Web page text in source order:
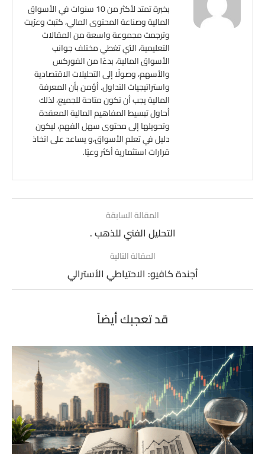
بخبرة تمتد لأكثر من 10 سنوات في الأسواق
المالية وصناعة المحتوى المالي، كتبت وعرّبت
وترجمت مجموعة واسعة من المقالات
التعليمية، التي تغطي مختلف جوانب
الأسواق المالية، بدءًا من الفوركس
والأسهم، وصولًا إلى التحليلات الاقتصادية
واستراتيجيات التداول. أؤمن بأن المعرفة
المالية يجب أن تكون متاحة للجميع، لذلك
أحاول تبسيط المفاهيم المالية المعقدة
وتحويلها إلى محتوى سهل الفهم، ليكون
دليل في تعلم الأسواق،و يساعد على اتخاذ
قرارات استثمارية أكثر وعيًا.
المقالة السابقة
التحليل الفني للذهب .
المقالة التالية
أجندة كافيو: الاحتياطي الأسترالي
قد تعجبك أيضاً